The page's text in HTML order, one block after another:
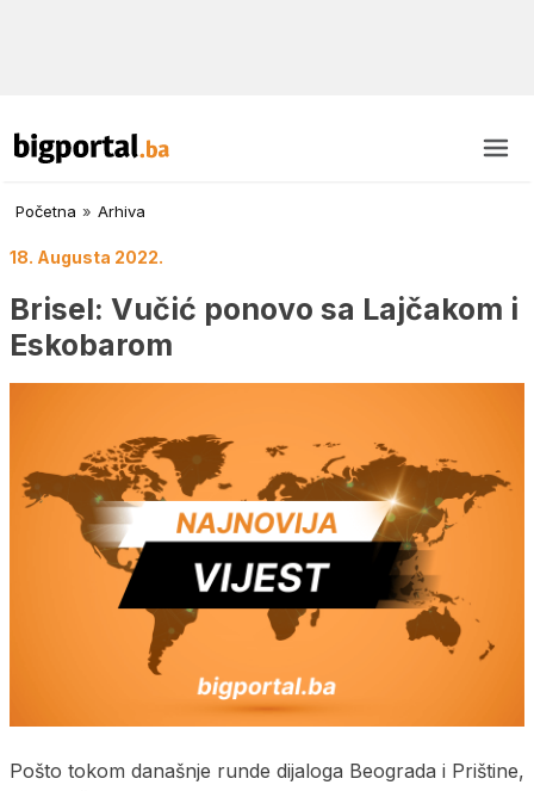
Početna » Arhiva
18. Augusta 2022.
Brisel: Vučić ponovo sa Lajčakom i
Eskobarom
Pošto tokom današnje runde dijaloga Beograda i Prištine,